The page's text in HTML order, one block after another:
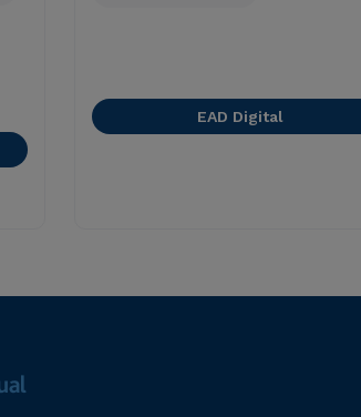
EAD Digital